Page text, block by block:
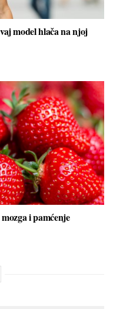
model hlača na njoj
i pamćenje